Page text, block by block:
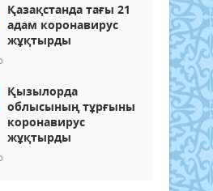
Қазақстанда тағы 21
адам коронавирус
жұқтырды
Қызылорда
облысының тұрғыны
коронавирус
жұқтырды